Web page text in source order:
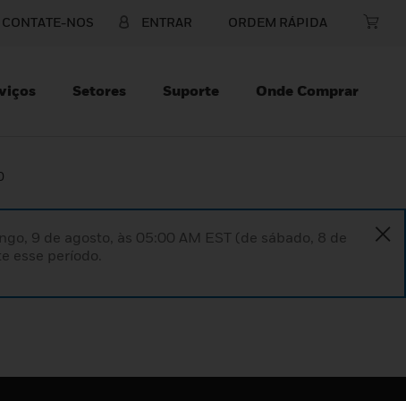
CONTATE-NOS ENTRAR ORDEM RÁPIDA
Setores Suporte Onde Comprar
9 de agosto, às 05:00 AM EST (de sábado, 8 de
esse período.